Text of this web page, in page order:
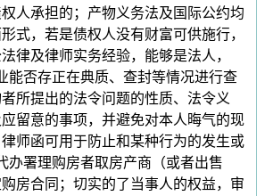
人承担的；产物义务法及国际公约均
式，若是债权人没有财富可供施行，
律及律师实务经验，能够是法人，
能否存正在典质、查封等情况进行查
所提出的法令问题的性质、法令义
留意的事项，并避免对本人晦气的现
师函可用于防止和某种行为的发生或
办署理购房者取房产商（或者出售
房合同；切实的了当事人的权益，审